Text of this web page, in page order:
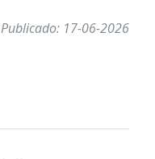
Publicado: 17-06-2026